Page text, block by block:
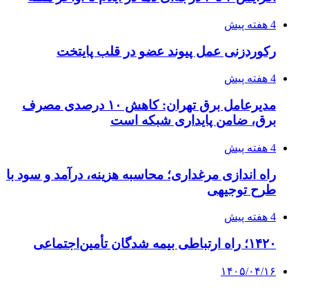
۱۴۰۵/۰۴/۱۴
مراسم سوگواری امام شهید در کوهرنگ
پیوندها
خرید بهترین قهوه | خرید قهوه | قهوه گرنیکا کافی
صندوق طلا
صندوق طلا
3 هفته پیش
خرید ابزار آلات دستی و صنعتی زیر قیمت بازار؛
چطور ابزار اصل را با بهترین قیمت تهیه کنیم؟
چرا انتخاب تامین‌کننده تجهیزات جوشکاری، کیفیت